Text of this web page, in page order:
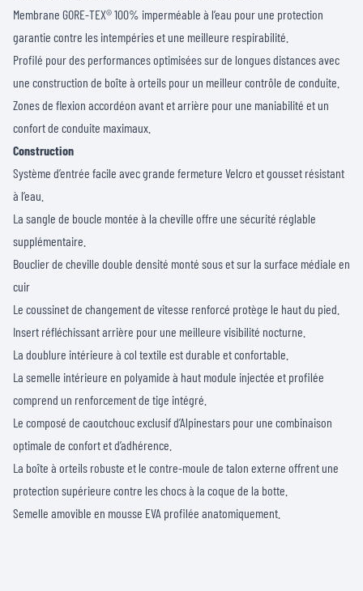
Membrane GORE-TEX® 100% imperméable à l’eau pour une protection
garantie contre les intempéries et une meilleure respirabilité.
Profilé pour des performances optimisées sur de longues distances avec
une construction de boîte à orteils pour un meilleur contrôle de conduite.
Zones de flexion accordéon avant et arrière pour une maniabilité et un
confort de conduite maximaux.
Construction
Système d’entrée facile avec grande fermeture Velcro et gousset résistant
à l’eau.
La sangle de boucle montée à la cheville offre une sécurité réglable
supplémentaire.
Bouclier de cheville double densité monté sous et sur la surface médiale en
cuir
Le coussinet de changement de vitesse renforcé protège le haut du pied.
Insert réfléchissant arrière pour une meilleure visibilité nocturne.
La doublure intérieure à col textile est durable et confortable.
La semelle intérieure en polyamide à haut module injectée et profilée
comprend un renforcement de tige intégré.
Le composé de caoutchouc exclusif d’Alpinestars pour une combinaison
optimale de confort et d’adhérence.
La boîte à orteils robuste et le contre-moule de talon externe offrent une
protection supérieure contre les chocs à la coque de la botte.
Semelle amovible en mousse EVA profilée anatomiquement.